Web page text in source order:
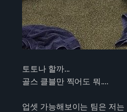
토토나 할까...
골스 클블만 찍어도 뭐....
업셋 가능해보이는 팀은 저는